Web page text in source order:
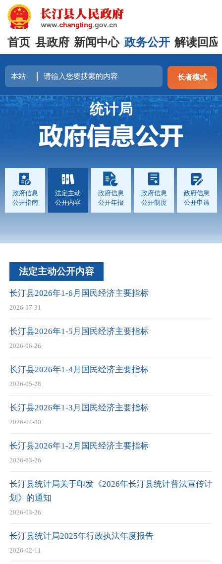
首页 县政府 新闻中心 政务公开 解读回应
长者模式
统计局
政府信息
公开指南
法定主动
公开内容
政府信息
公开年报
政府信息
公开制度
政府信息
公开申请
法定主动公开内容
长汀县2026年1-6月国民经济主要指标
2026-07-31
长汀县2026年1-5月国民经济主要指标
2026-06-26
长汀县2026年1-4月国民经济主要指标
2026-05-28
长汀县2026年1-3月国民经济主要指标
2026-04-30
长汀县2026年1-2月国民经济主要指标
2026-03-26
长汀县统计局关于印发《2026年长汀县统计普法宣传计
划》的通知
2026-03-26
长汀县统计局2025年行政执法年度报告
2026-02-11